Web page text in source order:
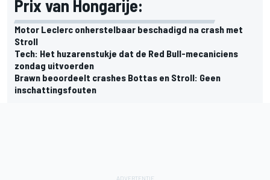
Prix van Hongarije:
Motor Leclerc onherstelbaar beschadigd na crash met
Stroll
Tech: Het huzarenstukje dat de Red Bull-mecaniciens
zondag uitvoerden
Brawn beoordeelt crashes Bottas en Stroll: Geen
inschattingsfouten